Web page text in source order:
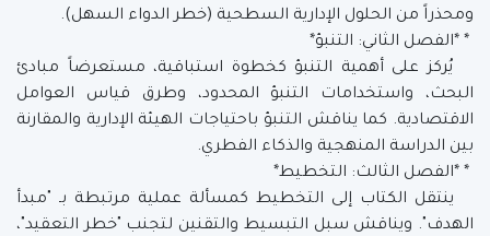
ومحذراً من الحلول الإدارية السطحية (خطر الدواء السهل).
* *الفصل الثاني: التنبؤ*
يُركز على أهمية التنبؤ كخطوة استباقية، مستعرضاً مبادئ
البحث، واستخدامات التنبؤ المحدود، وطرق قياس العوامل
الاقتصادية. كما يناقش التنبؤ باحتياجات الهيئة الإدارية والمقارنة
بين الدراسة المنهجية والذكاء الفطري.
* *الفصل الثالث: التخطيط*
ينتقل الكتاب إلى التخطيط كمسألة عملية مرتبطة بـ "مبدأ
الهدف". ويناقش سبل التبسيط والتقنين لتجنب "خطر التعقيد"،